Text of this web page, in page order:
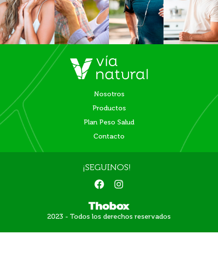
Nosotros
Productos
Plan Peso Salud
Contacto
¡SEGUINOS!
F
c
e
b
o
I
s
t
a
g
2023 - Todos los derechos reservados